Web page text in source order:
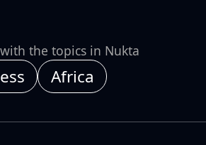
the topics in Nukta
Africa